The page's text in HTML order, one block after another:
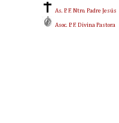
As. P. F. Ntro. Padre Jesús
Asoc. P. F. Divina Pastora